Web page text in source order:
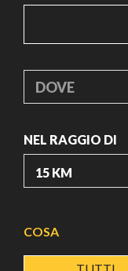
DOVE
NEL RAGGIO DI
COSA